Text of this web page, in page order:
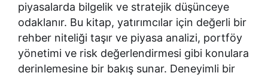
piyasalarda bilgelik ve stratejik düşünceye
odaklanır. Bu kitap, yatırımcılar için değerli bir
rehber niteliği taşır ve piyasa analizi, portföy
yönetimi ve risk değerlendirmesi gibi konulara
derinlemesine bir bakış sunar. Deneyimli bir